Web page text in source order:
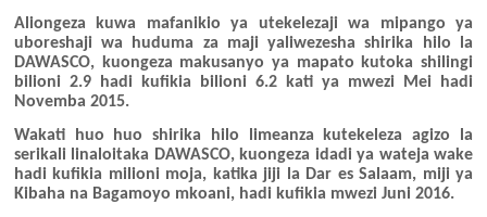
Aliongeza kuwa mafanikio ya utekelezaji wa mipango ya
uboreshaji wa huduma za maji yaliwezesha shirika hilo la
DAWASCO, kuongeza makusanyo ya mapato kutoka shilingi
bilioni 2.9 hadi kufikia bilioni 6.2 kati ya mwezi Mei hadi
Novemba 2015.
Wakati huo huo shirika hilo limeanza kutekeleza agizo la
serikali linaloitaka DAWASCO, kuongeza idadi ya wateja wake
hadi kufikia milioni moja, katika jiji la Dar es Salaam, miji ya
Kibaha na Bagamoyo mkoani, hadi kufikia mwezi Juni 2016.